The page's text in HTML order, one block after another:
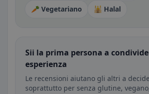
🥕 Vegetariano
🕌 Halal
Sii la prima persona a
esperienza
Le recensioni aiutano gli altri a
soprattutto per senza glutine,